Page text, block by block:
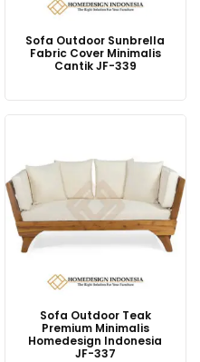
Sofa Outdoor Sunbrella
Fabric Cover Minimalis
Cantik JF-339
Sofa Outdoor Teak
Premium Minimalis
Homedesign Indonesia
JF-337